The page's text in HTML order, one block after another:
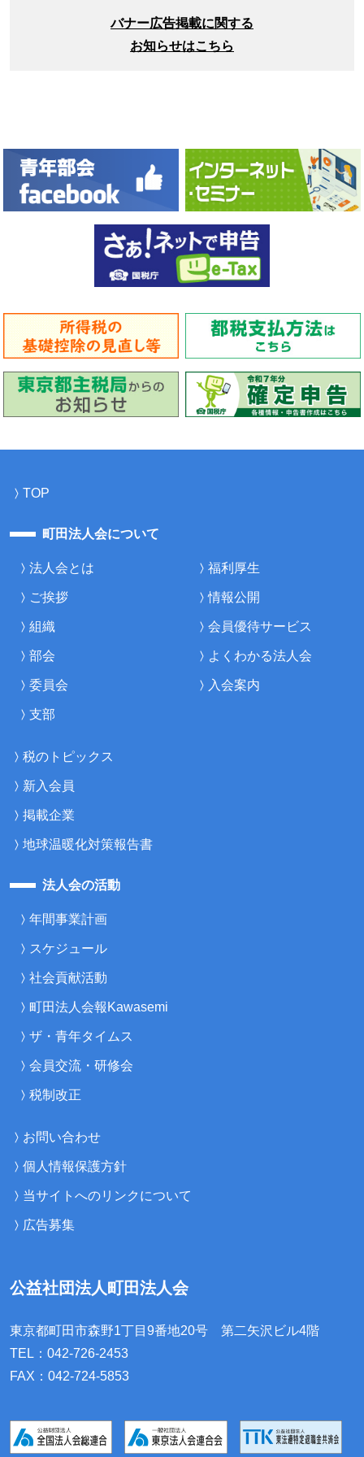
バナー広告掲載に関する
お知らせはこちら
TOP
町田法人会について
法人会とは
ご挨拶
組織
部会
委員会
支部
福利厚生
情報公開
会員優待サービス
よくわかる法人会
入会案内
税のトピックス
新入会員
掲載企業
地球温暖化対策報告書
法人会の活動
年間事業計画
スケジュール
社会貢献活動
町田法人会報Kawasemi
ザ・青年タイムス
会員交流・研修会
税制改正
お問い合わせ
個人情報保護方針
当サイトへのリンクについて
広告募集
公益社団法人町田法人会
東京都町田市森野1丁目9番地20号 第二矢沢ビル4階
TEL：042-726-2453
FAX：042-724-5853